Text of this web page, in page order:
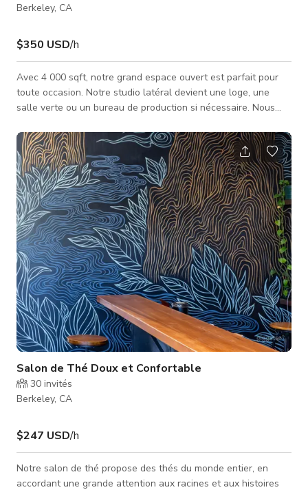
Berkeley, CA
$350 USD/h
Avec 4 000 sqft, notre grand espace ouvert est parfait pour
toute occasion. Notre studio latéral devient une loge, une
salle verte ou un bureau de production si nécessaire. Nous
non genrées. Nous sommes juste à la sortie de l'autoroute et
faciles d'accès. La station Bart est à 5 minutes en voiture.
Nous avons un parking devant et un autre accessible à un
pâté de maisons.
Salon de Thé Doux et Confortable
30 invités
Berkeley, CA
$247 USD/h
Notre salon de thé propose des thés du monde entier, en
accordant une grande attention aux racines et aux histoires